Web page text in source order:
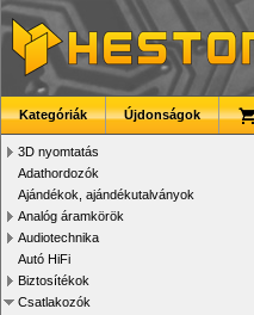
Kategóriák Újdonságok
3D nyomtatás
Adathordozók
Ajándékok, ajándékutalványok
Analóg áramkörök
Audiotechnika
Autó HiFi
Biztosítékok
Csatlakozók